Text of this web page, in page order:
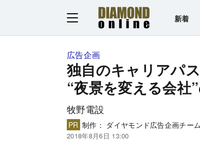
新着
広告企画
独自のキャリアパ
“夜景を変える会社
牧野電設
PR 制作： ダイヤモンド広告企画チーム
2018年8月6日 13:00